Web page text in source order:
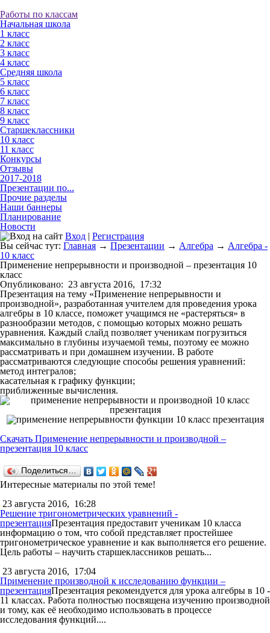
Работы по классам
Начальная школа
1 класс
2 класс
3 класс
4 класс
Средняя школа
5 класс
6 класс
7 класс
8 класс
9 класс
Старшеклассники
10 класс
11 класс
Конкурсы
Отзывы
2017-2018
Презентации по...
Прочие разделы
Наши баннеры
Планирование
Новости
Вход | Регистрация
Вы сейчас тут: Главная → Презентации → Алгебра → Алгебра -
10 класс
Применение непрерывности и производной – презентация 10
класс
Опубликовано: 23 августа 2016, 17:32
Презентация на тему «Применение непрерывности и
производной», разработанная учителем для проведения урока
алгебры в 10 классе, поможет учащимся не «растеряться» в
разнообразии методов, с помощью которых можно решать
уравнения. Каждый слайд позволяет ученикам погрузиться
максимально в глубины изучаемой темы, поэтому ее можно
рассматривать и при домашнем изучении. В работе
рассматриваются следующие способы решения уравнений:
метод интегралов;
касательная к графику функции;
приближенные вычисления.
Скачать Применение непрерывности и производной –
презентация 10 класс
Поделиться…
Интересные материалы по этой теме!
23 августа 2016, 16:28
Решение тригонометрических уравнений -
презентацияПрезентация предоставит ученикам 10 класса
информацию о том, что собой представляет простейшее
тригонометрическое уравнение и как выполняется его решение.
Цель работы – научить старшеклассников решать...
23 августа 2016, 17:04
Применение производной к исследованию функции –
презентацияПрезентация рекомендуется для урока алгебры в 10 -
11 классах. Работа полностью посвящена изучению производной
и тому, как её необходимо использовать в процессе
исследования функций....